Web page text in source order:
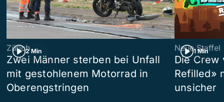
2 Min
Zürich
Zwei Männer sterben bei Unfall
mit gestohlenem Motorrad in
Oberengstringen
1 Min
Neue Staffel
Die Crew
Refilled»
unsicher